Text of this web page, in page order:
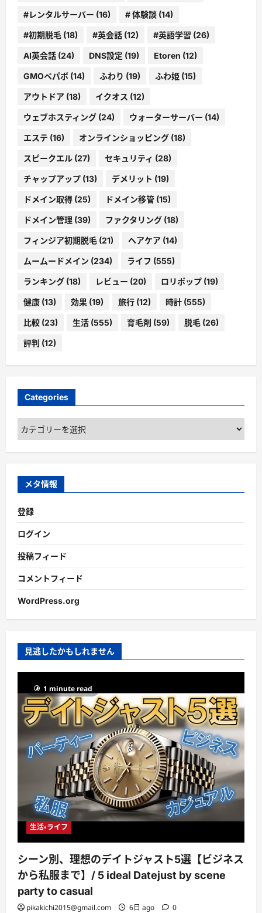
#レンタルサーバー (16) # 体験談 (14)
#初期脱毛 (18) #英会話 (12) #英語学習 (26)
AI英会話 (24) DNS設定 (19) Etoren (12)
GMOペパボ (14) ふわり (19) ふわ姫 (15)
アウトドア (18) イクオス (12)
ウェブホスティング (24) ウォーターサーバー (14)
エステ (16) オンラインショッピング (18)
スピークエル (27) セキュリティ (28)
チャップアップ (13) デメリット (19)
ドメイン取得 (25) ドメイン移管 (15)
ドメイン管理 (39) ファクタリング (18)
フィンジア初期脱毛 (21) ヘアケア (14)
ムームードメイン (234) ライフ (555)
ランキング (18) レビュー (20) ロリポップ (19)
健康 (13) 効果 (19) 旅行 (12) 時計 (555)
比較 (23) 生活 (555) 育毛剤 (59) 脱毛 (26)
評判 (12)
Categories
Categories
メタ情報
登録
ログイン
投稿フィード
コメントフィード
WordPress.org
見逃したかもしれません
1 minute read
生活・ライフ
シーン別、理想のデイトジャスト5選【ビジネス
から私服まで】/ 5 ideal Datejust by scene
party to casual
pikakichi2015@gmail.com 6日 ago 0